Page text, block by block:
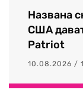
Названа
США
Patriot
10.08.2026 /